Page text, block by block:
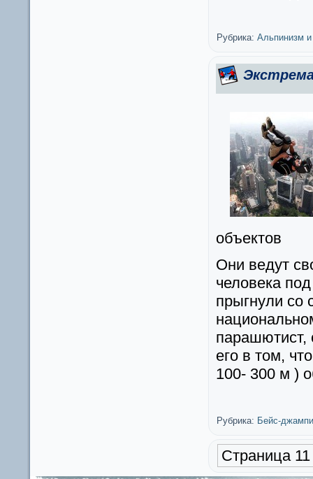
Рубрика: Альпинизм и
объектов
Они ведут
человека
прыгнули со
парашютист,
его в том,
100- 300 м )
Рубрика: Бейс-
Страница